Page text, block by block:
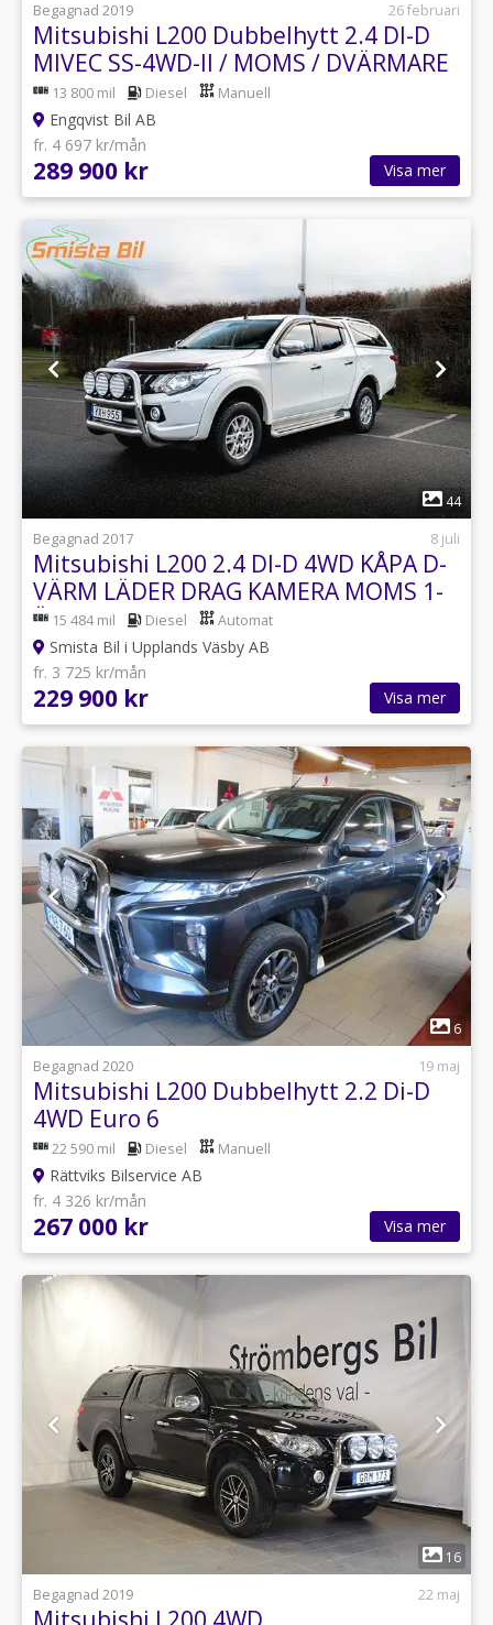
Begagnad 2019
26 februari
Mitsubishi L200 Dubbelhytt 2.4 DI-D
MIVEC SS-4WD-II / MOMS / DVÄRMARE
13 800 mil Diesel Manuell
Engqvist Bil AB
fr. 4 697 kr/mån
289 900 kr Visa mer
1
44
Begagnad 2017
8 juli
Mitsubishi L200 2.4 DI-D 4WD KÅPA D-
VÄRM LÄDER DRAG KAMERA MOMS 1-
ÄGARE
15 484 mil Diesel Automat
Smista Bil i Upplands Väsby AB
fr. 3 725 kr/mån
229 900 kr Visa mer
1
6
Begagnad 2020
19 maj
Mitsubishi L200 Dubbelhytt 2.2 Di-D
4WD Euro 6
22 590 mil Diesel Manuell
Rättviks Bilservice AB
fr. 4 326 kr/mån
267 000 kr Visa mer
1
16
Begagnad 2019
22 maj